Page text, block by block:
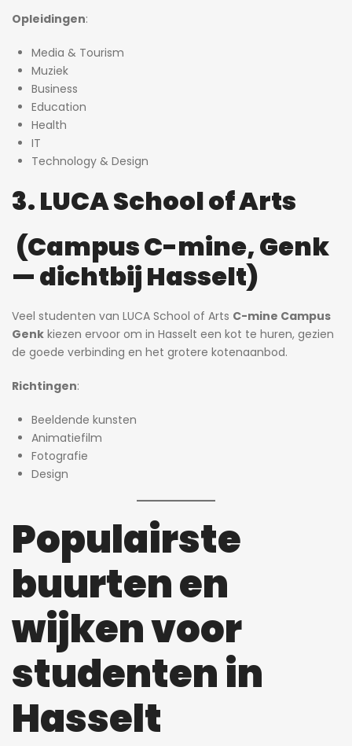
Opleidingen:
Media & Tourism
Muziek
Business
Education
Health
IT
Technology & Design
3. LUCA School of Arts
(Campus C-mine, Genk
— dichtbij Hasselt)
Veel studenten van LUCA School of Arts C-mine Campus
Genk kiezen ervoor om in Hasselt een kot te huren, gezien
de goede verbinding en het grotere kotenaanbod.
Richtingen:
Beeldende kunsten
Animatiefilm
Fotografie
Design
Populairste
buurten en
wijken voor
studenten in
Hasselt